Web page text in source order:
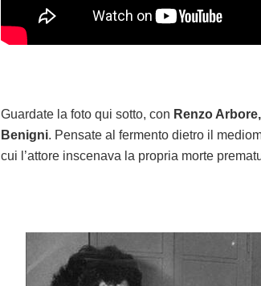
Guardate la foto qui sotto, con Renzo
Benigni. Pensate al fermento dietro il
cui l’attore inscenava la propria morte